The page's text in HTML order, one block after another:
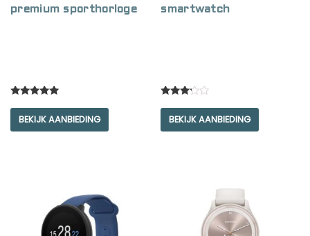
premium sporthorloge
5.00
out of 5
BEKIJK AANBIEDING
smartwatch
3.00
out of
5
BEKIJK AANBIEDING